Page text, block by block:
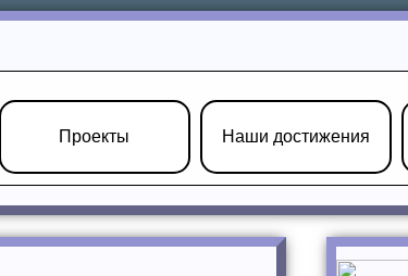
Проекты Наши достижения